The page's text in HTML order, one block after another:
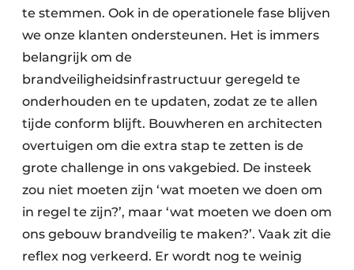
te stemmen. Ook in de operationele fase blijven
we onze klanten ondersteunen. Het is immers
belangrijk om de
brandveiligheidsinfrastructuur geregeld te
onderhouden en te updaten, zodat ze te allen
tijde conform blijft. Bouwheren en architecten
overtuigen om die extra stap te zetten is de
grote challenge in ons vakgebied. De insteek
zou niet moeten zijn ‘wat moeten we doen om
in regel te zijn?’, maar ‘wat moeten we doen om
ons gebouw brandveilig te maken?’. Vaak zit die
reflex nog verkeerd. Er wordt nog te weinig